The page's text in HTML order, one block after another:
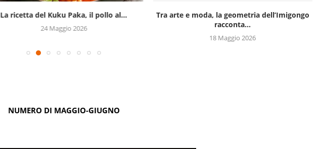
La ricetta del Kuku Paka, il pollo al...
24 Maggio 2026
Tra arte e moda, la geometria dell’Imigongo
racconta...
18 Maggio 2026
NUMERO DI MAGGIO-GIUGNO